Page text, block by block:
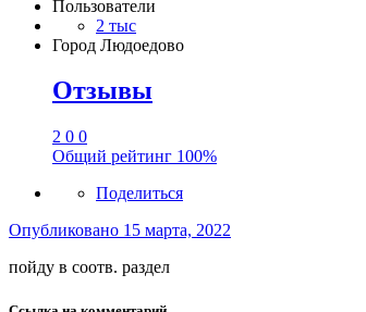
Пользователи
2 тыс
Город Людоедово
Отзывы
2 0 0
Общий рейтинг 100%
Поделиться
Опубликовано 15 марта, 2022
пойду в соотв. раздел